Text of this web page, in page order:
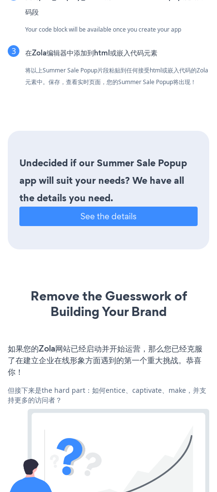
码段
Your code block will be available once you create your app
在Zola编辑器中添加到html或嵌入代码元素
将以上Summer Sale Popup片段粘贴到任何接受html或嵌入代码的Zola
元素中。保存，查看实时页面，您的Summer Sale Popup将出现！
Undecided if our Summer Sale Popup
app will suit your needs? We have all
the details you need.
See the details
Remove the Guesswork of
Building Your Brand
如果您的Zola网站已经启动并开始运营，那么您已经克服
了在建立企业在线形象方面遇到的第一个重大挑战。恭喜
你！
但接下来是the hard part：如何entice、captivate、make，并支
持更多的访问者？